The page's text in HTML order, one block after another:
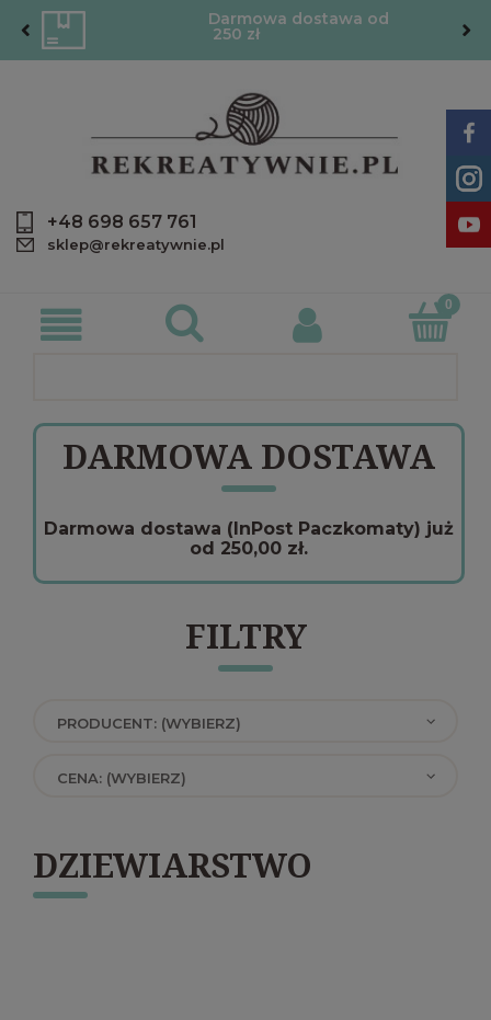
Darmowa dostawa od
250 zł
+48 698 657 761
sklep@rekreatywnie.pl
DARMOWA DOSTAWA
Darmowa dostawa (InPost Paczkomaty) już
od 250,00 zł.
FILTRY
PRODUCENT: (WYBIERZ)
CENA: (WYBIERZ)
DZIEWIARSTWO